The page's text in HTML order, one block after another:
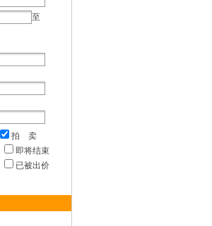
至
拍 卖
即将结束
已被出价